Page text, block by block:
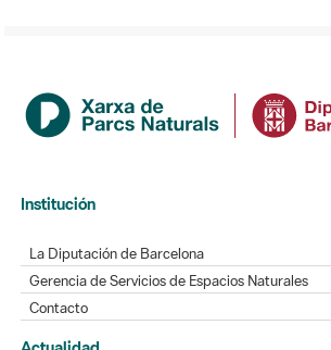
Institución
La Diputación de Barcelona
Gerencia de Servicios de Espacios Naturales
Contacto